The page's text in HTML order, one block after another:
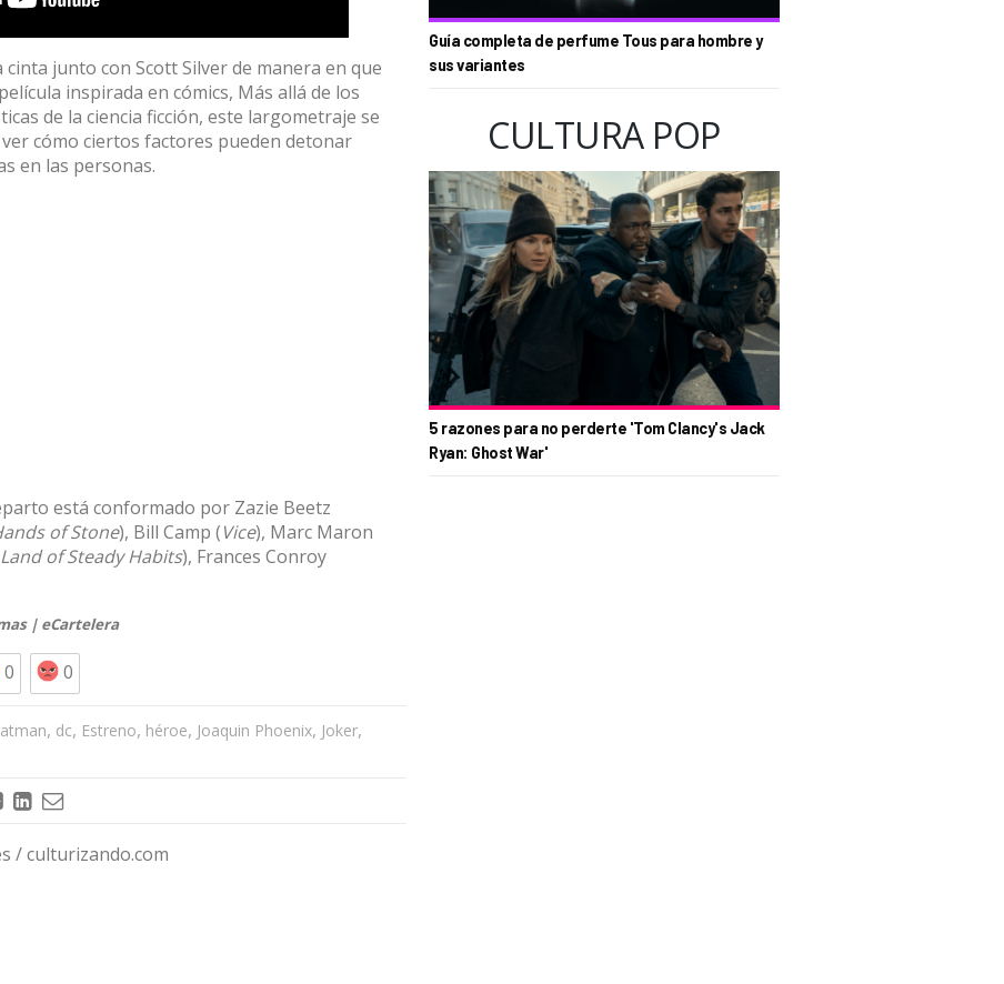
junto con Scott Silver de manera en que
inspirada en cómics, Más allá de los
de la ciencia ficción, este largometraje se
cómo ciertos factores pueden detonar
en las personas.
está conformado por Zazie Beetz
of Stone), Bill Camp (Vice), Marc Maron
of Steady Habits), Frances Conroy
| eCartelera
0 0
, dc, Estreno, héroe, Joaquin Phoenix, Joker,
/ culturizando.com
Guía completa de perfume Tous para hombre y
sus variantes
CULTURA POP
5 razones para no perderte 'Tom Clancy's Jack
Ryan: Ghost War'